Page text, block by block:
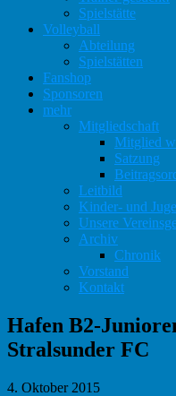
Spielstätte
Volleyball
Abteilung
Spielstätten
Fanshop
Sponsoren
mehr
Mitgliedschaft
Mitglied
Satzung
Leitbild
Kinder- und
Unsere
Archiv
Chronik
Vorstand
Kontakt
Hafen B2-
Stralsunder FC
4. Oktober 2015